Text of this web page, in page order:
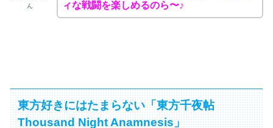
ん
ィな戦闘を楽しめるのら〜♪
東方好きにはたまらない「東方千夜帖
Thousand Night Anamnesis」